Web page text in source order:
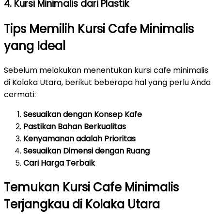
4. Kursi Minimalis dari Plastik
Tips Memilih Kursi Cafe Minimalis
yang Ideal
Sebelum melakukan menentukan kursi cafe minimalis
di Kolaka Utara, berikut beberapa hal yang perlu Anda
cermati:
Sesuaikan dengan Konsep Kafe
Pastikan Bahan Berkualitas
Kenyamanan adalah Prioritas
Sesuaikan Dimensi dengan Ruang
Cari Harga Terbaik
Temukan Kursi Cafe Minimalis
Terjangkau di Kolaka Utara